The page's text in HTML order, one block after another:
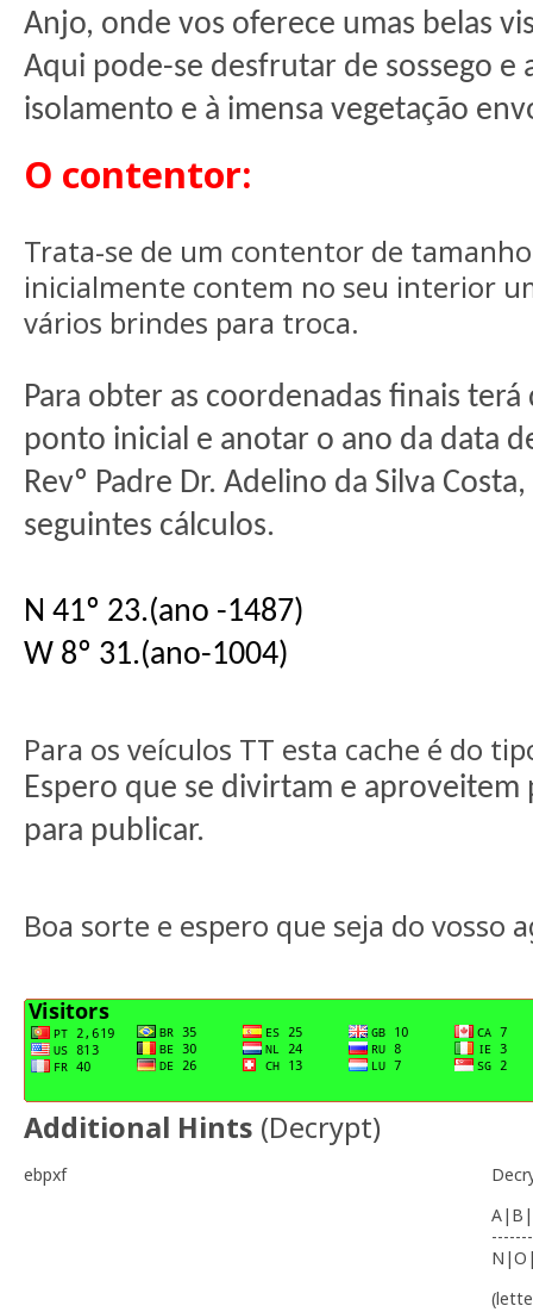
Anjo, onde vos oferece umas belas
Aqui pode-se desfrutar de sossego e
isolamento e à imensa vegetação
O contentor:
Trata-se de um contentor de
inicialmente contem no seu interior
vários brindes para troca.
Para obter as coordenadas finais terá
ponto inicial e anotar o ano da data
Revº Padre Dr. Adelino da Silva
seguintes cálculos.
N 41º 23.(ano -1487)
W 8º 31.(ano-1004)
Para os veículos TT esta cache é do
Espero que se divirtam e aproveitem
para publicar.
Boa sorte e espero que seja do vosso
Additional Hints (Decrypt)
ebpxf